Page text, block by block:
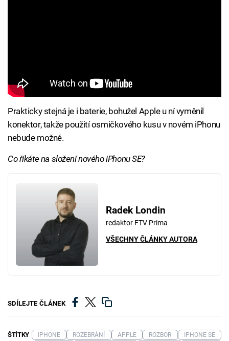
Prakticky stejná je i baterie, bohužel Apple u ní vyměnil
konektor, takže použití osmičkového kusu v novém iPhonu
nebude možné.
Co říkáte na složení nového iPhonu SE?
Radek Londin
redaktor FTV Prima
VŠECHNY ČLÁNKY AUTORA
SDÍLEJTE ČLÁNEK
ŠTÍTKY IPHONE ROZEBRÁNÍ APPLE ROZBOR IPHONE SE